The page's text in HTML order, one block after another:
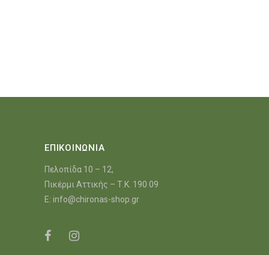
ΕΠΙΚΟΙΝΩΝΙΑ
Πελοπίδα 10 – 12,
Πικέρμι Αττικής – Τ.Κ. 190 09
E: info@chironas-shop.gr